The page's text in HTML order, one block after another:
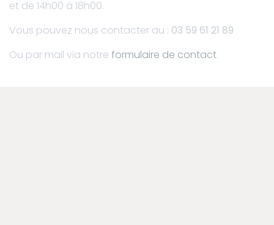
et de 14h00 à 18h00.
Vous pouvez nous contacter au : 03 59 61 21 89
Ou par mail via notre formulaire de contact.